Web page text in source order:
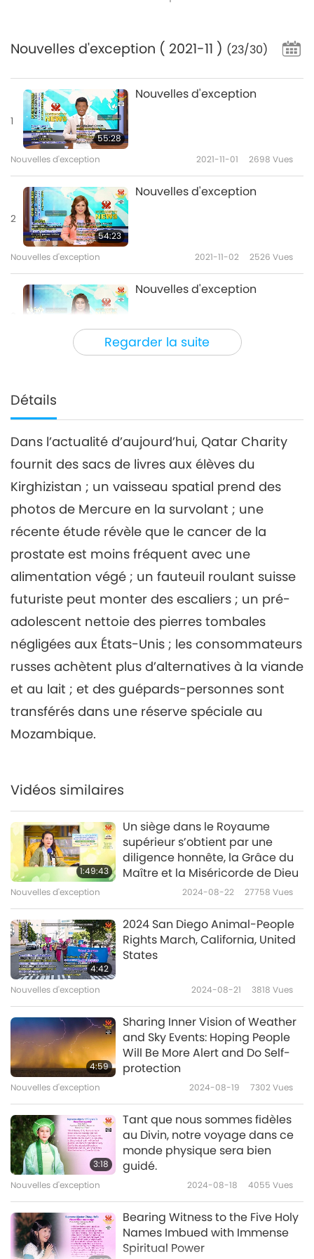
Regarder la suite
Nouvelles d'exception ( 2021-11 ) (23/30)
1
55:28
Nouvelles d'exception
Nouvelles d'exception 2021-11-01 2698 Vues
2
54:23
Nouvelles d'exception
Nouvelles d'exception 2021-11-02 2526 Vues
49:26
Nouvelles d'exception
Nouvelles d'exception 2021-11-03
4
2021-11-04 Vues
5
49:05
Nouvelles d'exception
Nouvelles d'exception 2021-11-05
1:07:54
Nouvelles d'exception
Nouvelles d'exception 2021-11-06 3148Vues
7
Nouvelles d'exception
Nouvelles d'exception
1:05:36
Nouvelles d'exception 2021-11-08 2790Vues
50:41
Nouvelles d'exception
Nouvelles d'exception 2021-11-09 2831Vues
31:21
Nouvelles d'exception 2021-11-10 2742Vues
33:25
Nouvelles d'exception
Nouvelles d'exception 2021-11-11 2847Vues
34:41
Nouvelles d'exception
Nouvelles d'exception 2021-11-12 2670Vues
Détails
Dans l’actualité d’aujourd’hui, Qatar Charity
fournit des sacs de livres aux élèves du
Kirghizistan ; un vaisseau spatial prend des
photos de Mercure en la survolant ; une
récente étude révèle que le cancer de la
prostate est moins fréquent avec une
alimentation végé ; un fauteuil roulant suisse
futuriste peut monter des escaliers ; un pré-
adolescent nettoie des pierres tombales
négligées aux États-Unis ; les consommateurs
russes achètent plus d’alternatives à la viande
et au lait ; et des guépards-personnes sont
transférés dans une réserve spéciale au
Mozambique.
Vidéos similaires
1:49:43
Un siège dans le Royaume
supérieur s’obtient par une
diligence honnête, la Grâce du
Maître et la Miséricorde de Dieu
Nouvelles d'exception 2024-08-22 27758 Vues
4:42
2024 San Diego Animal-People
Rights March, California, United
States
Nouvelles d'exception 2024-08-21 3818 Vues
4:59
Sharing Inner Vision of Weather
and Sky Events: Hoping People
Will Be More Alert and Do Self-
protection
Nouvelles d'exception 2024-08-19 7302Vues
3:18
Tant que nous sommes fidèles
au Divin, notre voyage dans ce
monde physique sera bien
guidé.
Nouvelles d'exception 2024-08-18 4055 Vues
Bearing Witness to the Five Holy
Names Imbued with Immense
Spiritual Power